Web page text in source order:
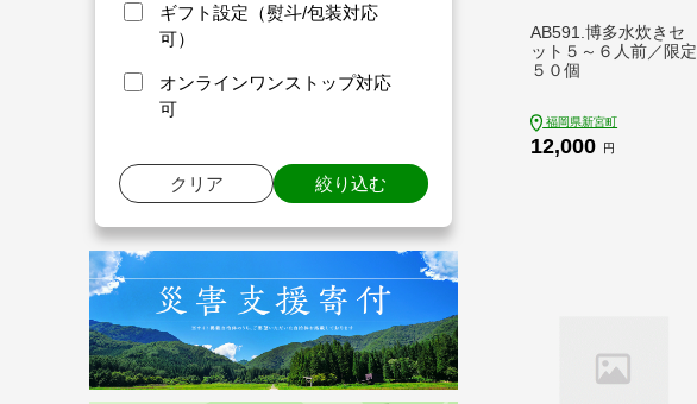
ギフト設定（熨斗/包装対応
可）
オンラインワンストップ対応
可
クリア 絞り込む
AB591.博多水炊きセ
ット５～６人前／限定
５０個
福岡県新宮町
12,000 円